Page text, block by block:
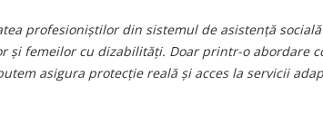
profesioniștilor din sistemul de asistență
și femeilor cu dizabilități. Doar printr-o abordare
asigura protecție reală și acces la servicii